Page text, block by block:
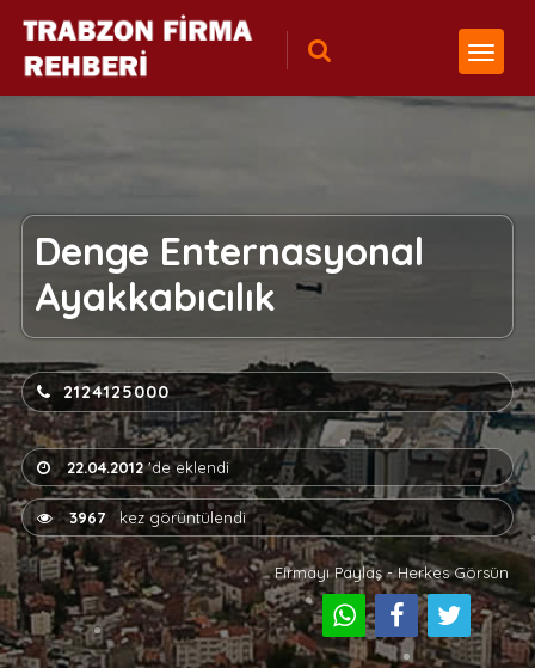
Denge Enternasyonal
Ayakkabıcılık
2124125000
22.04.2012'de eklendi
3967kez görüntülendi
Firmayı Paylaş - Herkes Görsün